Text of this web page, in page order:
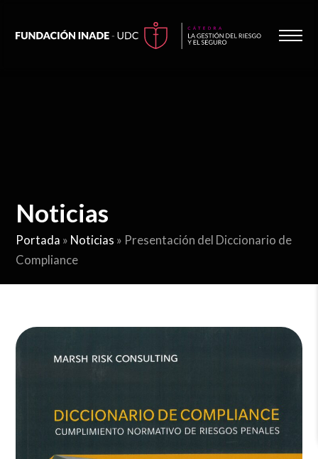
Noticias
Portada » Noticias » Presentación del Diccionario de
Compliance